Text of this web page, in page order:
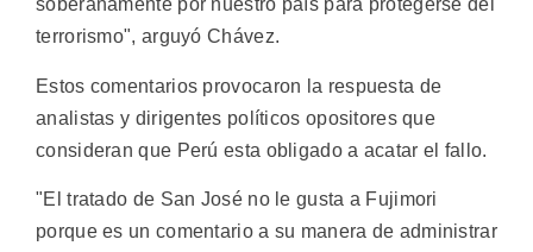
soberanamente por nuestro país para protegerse del
terrorismo", arguyó Chávez.
Estos comentarios provocaron la respuesta de
analistas y dirigentes políticos opositores que
consideran que Perú esta obligado a acatar el fallo.
"El tratado de San José no le gusta a Fujimori
porque es un comentario a su manera de administrar